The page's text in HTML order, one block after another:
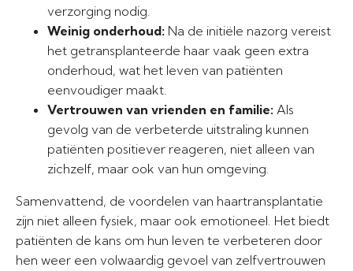
verzorging nodig.
Weinig onderhoud: Na de initiële nazorg vereist
het getransplanteerde haar vaak geen extra
onderhoud, wat het leven van patiënten
eenvoudiger maakt.
Vertrouwen van vrienden en familie: Als
gevolg van de verbeterde uitstraling kunnen
patiënten positiever reageren, niet alleen van
zichzelf, maar ook van hun omgeving.
Samenvattend, de voordelen van haartransplantatie
zijn niet alleen fysiek, maar ook emotioneel. Het biedt
patiënten de kans om hun leven te verbeteren door
hen weer een volwaardig gevoel van zelfvertrouwen